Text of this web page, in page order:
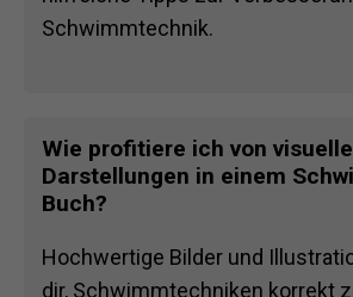
Schwimmtechnik.
Wie profitiere ich von
Darstellungen in einem
Buch?
Hochwertige Bilder und
dir, Schwimmtechniken korrekt